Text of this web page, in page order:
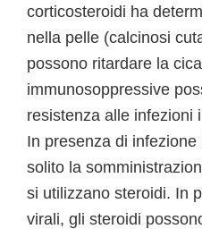
corticosteroidi ha
nella pelle (calcinosi
possono ritardare la
immunosoppressive
resistenza alle infezioni
In presenza di
solito la
si utilizzano steroidi. In
virali, gli steroidi